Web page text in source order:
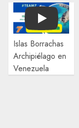
Play
Islas Borrachas
Archipiélago en
Venezuela